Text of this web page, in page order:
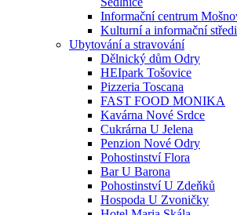
Informační centrum
Kulturní a informační
Ubytování a stravování
Dělnický dům Odry
HEIpark Tošovice
Pizzeria Toscana
FAST FOOD MONIKA
Kavárna Nové Srdce
Cukrárna U Jelena
Penzion Nové Odry
Pohostinství Flora
Bar U Barona
Pohostinství U Zdeňků
Hospoda U Zvoničky